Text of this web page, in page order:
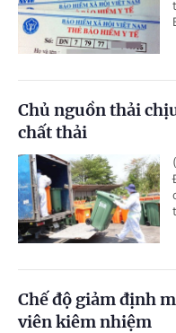
Chủ nguồn thải
chất thải
Chế độ giảm định
viên kiêm nhiệm